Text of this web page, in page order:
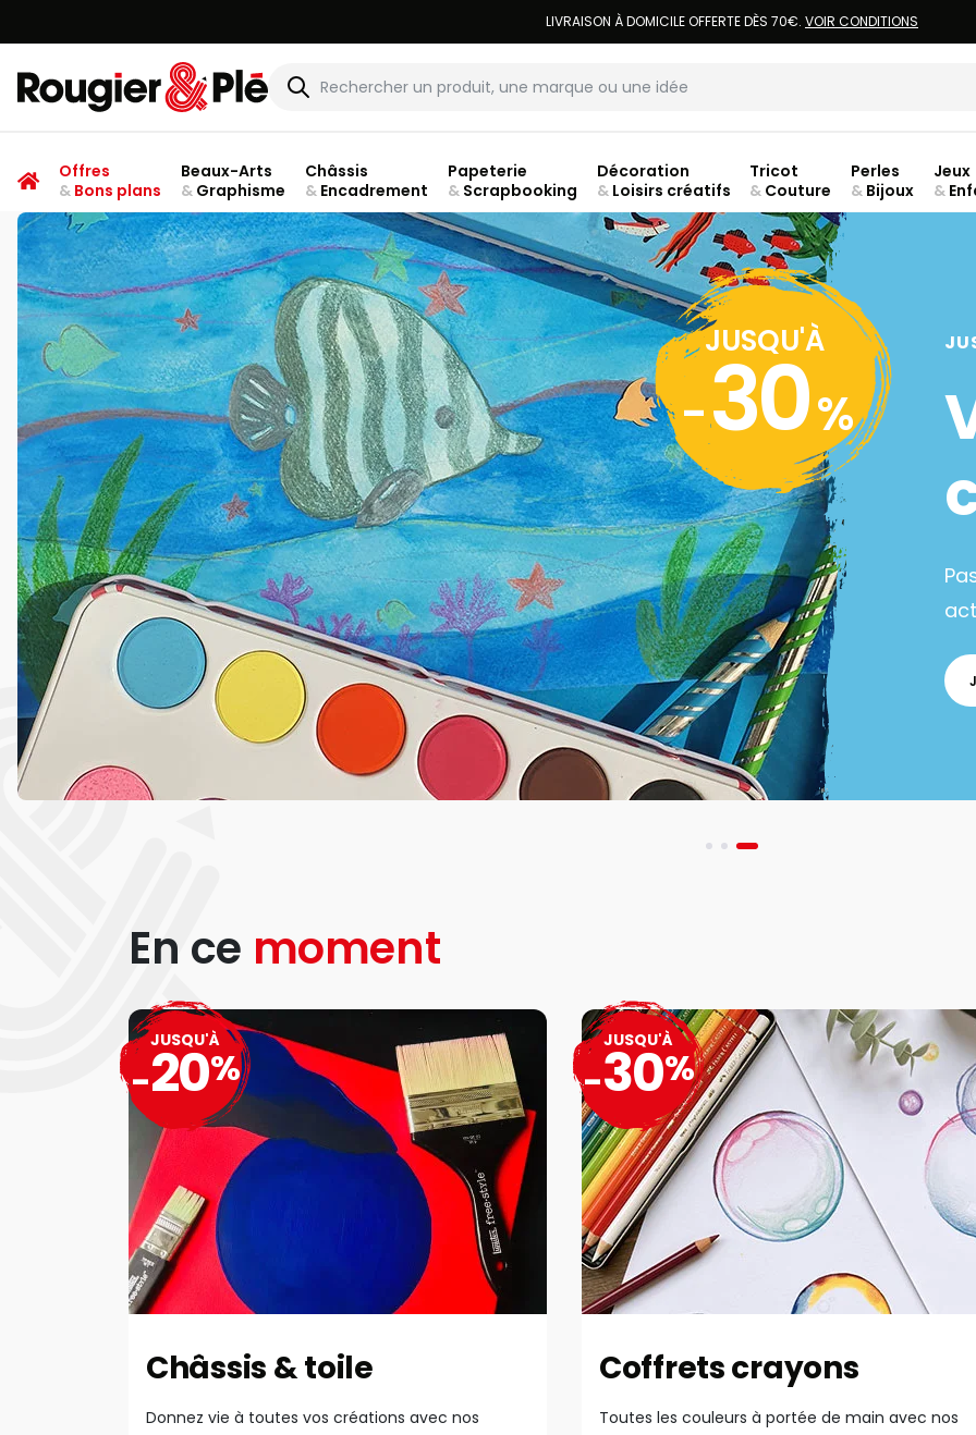
LIVRAISON À DOMICILE OFFERTE DÈS 70€. VOIR CONDITIONS
Rougier & Plé
Offres
&Bons plans
Beaux-Arts
&Graphisme
Châssis
&Encadrement
Papeterie
&Scrapbooking
Décoration
&Loisirs créatifs
Tricot
& Couture
Perles
& Bijoux
Jeux
&
JUSQU'À
-30%
En ce moment
Châssis & toile
Donnez vie à toutes vos créations avec nos
JUSQU'À
-20%
Coffrets crayons
Toutes les couleurs à portée de main avec nos
JUSQU'À
-30%